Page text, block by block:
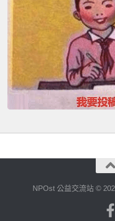
NPOst 公益交流站 ©